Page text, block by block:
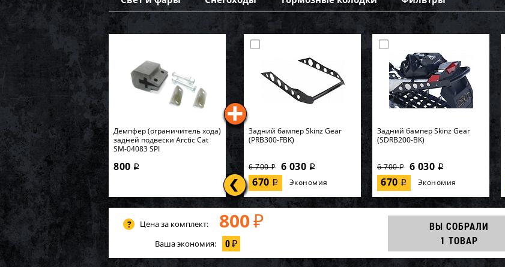
Демпфер (ограничитель хода)
задней подвески Arctic Cat
SM-04083 SPI
800 i
Задний бампер Skinz Gear
(PRB300-FBK)
6 700i 6 030 i
670 i Экономия
Задний бампер Skinz Gear
(SDRB200-BK)
6 700i 6 030 i
670 i Экономия
Цена за комплект: 800 ₽
Ваша экономия: 0₽
ВЫ СОБРАЛИ
1 ТОВАР